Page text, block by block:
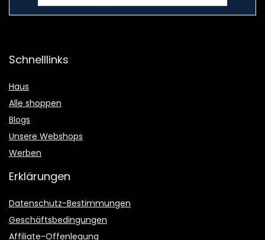
Schnelllinks
Haus
Alle shoppen
Blogs
Unsere Webshops
Werben
Erklärungen
Datenschutz-Bestimmungen
Geschäftsbedingungen
Affiliate-Offenlegung